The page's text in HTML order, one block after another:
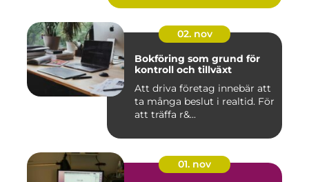
02. nov
Bokföring som grund för
kontroll och tillväxt
Att driva företag innebär att
ta många beslut i realtid. För
att träffa r&...
01. nov